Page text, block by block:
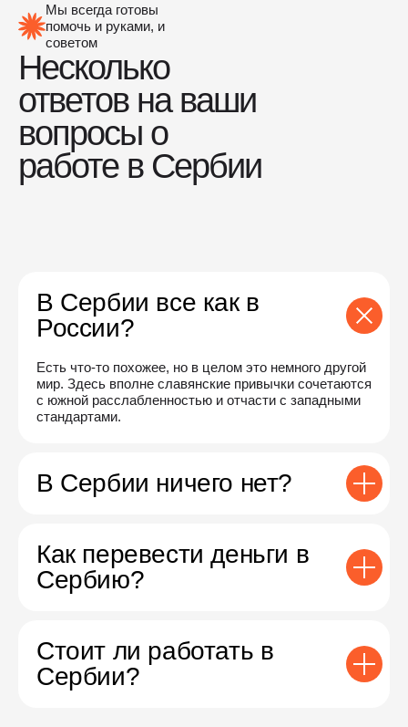
Мы всегда готовы
помочь и руками, и
советом
Несколько
ответов на ваши
вопросы о
работе в Сербии
В Сербии все как в
России?
Есть что-то похожее, но в целом это немного другой
мир. Здесь вполне славянские привычки сочетаются
с южной расслабленностью и отчасти с западными
стандартами.
В Сербии ничего нет?
Как перевести деньги в
Сербию?
Стоит ли работать в
Сербии?